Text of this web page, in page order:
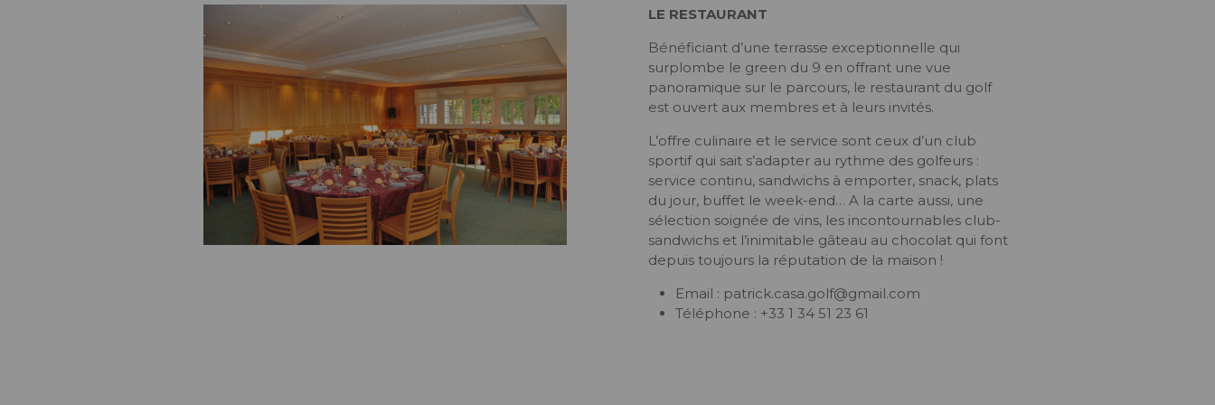
LE RESTAURANT
Bénéficiant d’une terrasse exceptionnelle qui
surplombe le green du 9 en offrant une vue
panoramique sur le parcours, le restaurant du golf
est ouvert aux membres et à leurs invités.
L’offre culinaire et le service sont ceux d’un club
sportif qui sait s’adapter au rythme des golfeurs :
service continu, sandwichs à emporter, snack, plats
du jour, buffet le week-end… A la carte aussi, une
sélection soignée de vins, les incontournables club-
sandwichs et l’inimitable gâteau au chocolat qui font
depuis toujours la réputation de la maison !
Email : patrick.casa.golf@gmail.com
Téléphone : +33 1 34 51 23 61